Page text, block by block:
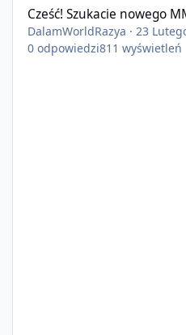
Cześć! Szukacie nowego
DalamWorldRazya ·23
0 odpowiedzi811 wyświetleń